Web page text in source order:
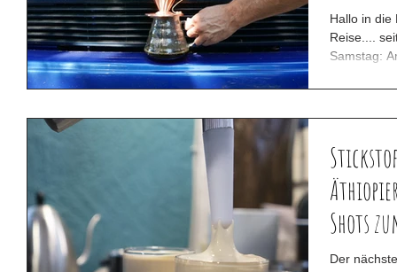
Hallo in die
Reise....
Samstag:
Shots
Der